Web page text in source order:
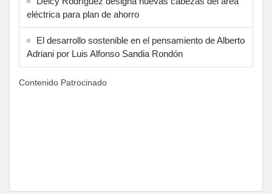
eléctrica para plan de ahorro
El desarrollo sostenible en el pensamiento de Alberto
Adriani por Luis Alfonso Sandia Rondón
Contenido Patrocinado